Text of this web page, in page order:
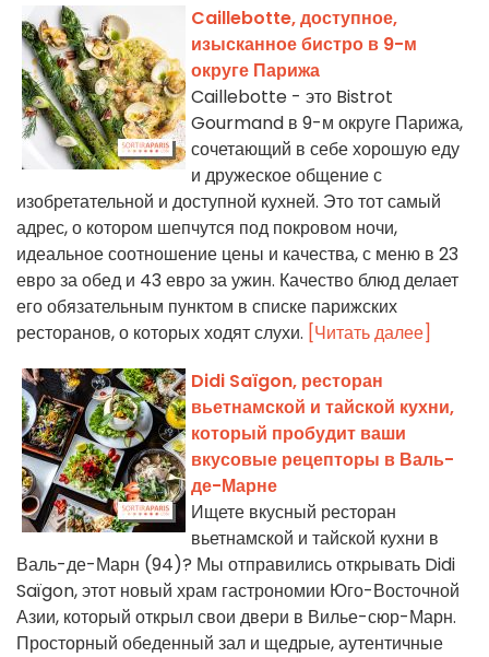
Caillebotte, доступное,
изысканное бистро в 9-м
округе Парижа
Caillebotte - это Bistrot
Gourmand в 9-м округе Парижа,
сочетающий в себе хорошую еду
и дружеское общение с
изобретательной и доступной кухней. Это тот самый
адрес, о котором шепчутся под покровом ночи,
идеальное соотношение цены и качества, с меню в 23
евро за обед и 43 евро за ужин. Качество блюд делает
его обязательным пунктом в списке парижских
ресторанов, о которых ходят слухи. [Читать далее]
Didi Saïgon, ресторан
вьетнамской и тайской кухни,
который пробудит ваши
вкусовые рецепторы в Валь-
де-Марне
Ищете вкусный ресторан
вьетнамской и тайской кухни в
Валь-де-Марн (94)? Мы отправились открывать Didi
Saïgon, этот новый храм гастрономии Юго-Восточной
Азии, который открыл свои двери в Вилье-сюр-Марн.
Просторный обеденный зал и щедрые, аутентичные